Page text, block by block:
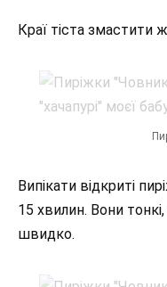
Краї тіста змастити
Випікати відкриті
15 хвилин. Вони
швидко.